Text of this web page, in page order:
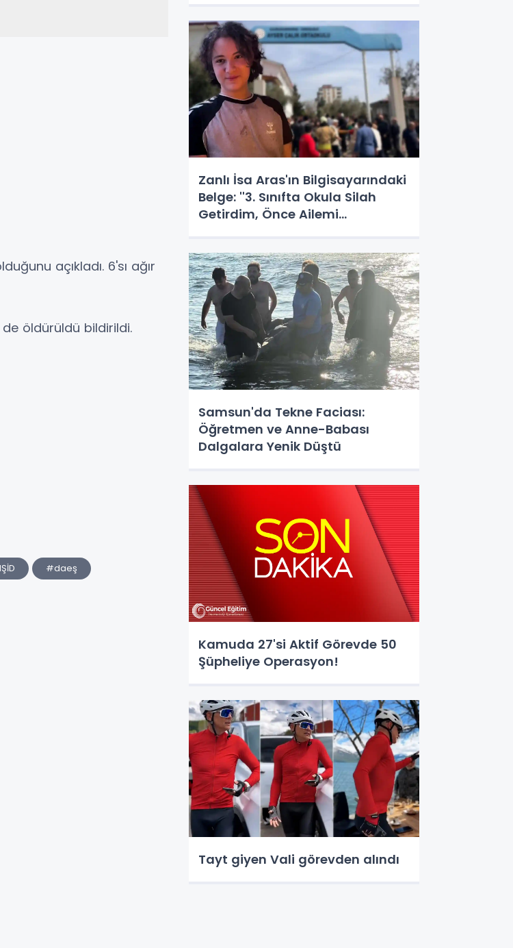
açıkladı. 6'sı ağır
de öldürüldü bildirildi.
#daeş
Zanlı İsa Aras'ın Bilgisayarındaki
Belge: ''3. Sınıfta Okula Silah
Getirdim, Önce Ailemi
Samsun'da Tekne Faciası:
Öğretmen ve Anne-Babası
Dalgalara Yenik Düştü
Kamuda 27'si Aktif Görevde 50
Şüpheliye Operasyon!
Tayt giyen Vali görevden alındı